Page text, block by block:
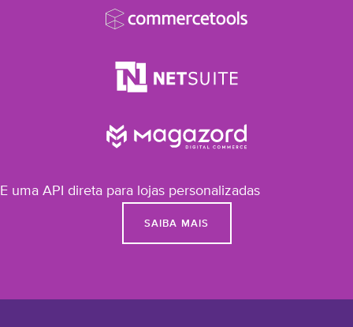
E uma API direta para lojas personalizadas
SAIBA MAIS